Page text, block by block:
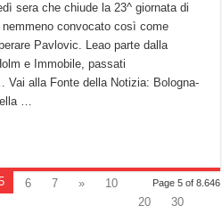
sera che chiude la 23^ giornata di
convocato così come
Pavlovic. Leao parte dalla
e Immobile, passati
alla Fonte della Notizia: Bologna-
…
Page 5 of 8.646
6 7 »
10
20
30